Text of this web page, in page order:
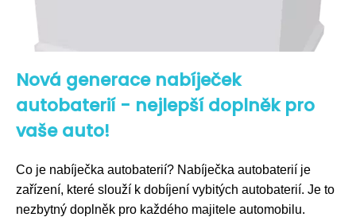
Nová generace nabíječek
autobaterií - nejlepší doplněk pro
vaše auto!
Co je nabíječka autobaterií? Nabíječka autobaterií je
zařízení, které slouží k dobíjení vybitých autobaterií. Je to
nezbytný doplněk pro každého majitele automobilu.